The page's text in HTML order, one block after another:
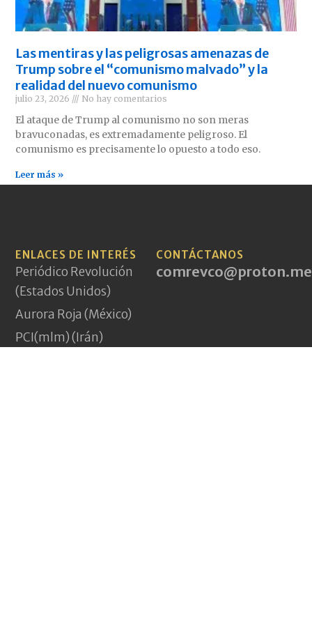
Las mentiras y las peligrosas amenazas de
Trump sobre el “comunismo malvado” y la
realidad del nuevo comunismo
julio 23, 2026 No hay comentarios
El ataque de Trump al comunismo no son meras
bravuconadas, es extremadamente peligroso. El
comunismo es precisamente lo opuesto a todo eso.
Leer más »
ENLACES DE INTERÉS
Periódico Revolución
(Estados Unidos)
Aurora Roja (México)
PCI(mlm) (Irán)
CONTÁCTANOS
comrevco@proton.me